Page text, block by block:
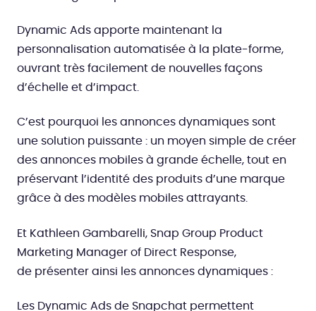
Dynamic Ads apporte maintenant la
personnalisation automatisée à la plate-forme,
ouvrant très facilement de nouvelles façons
d’échelle et d’impact.
C’est pourquoi les annonces dynamiques sont
une solution puissante : un moyen simple de créer
des annonces mobiles à grande échelle, tout en
préservant l’identité des produits d’une marque
grâce à des modèles mobiles attrayants.
Et Kathleen Gambarelli, Snap Group Product
Marketing Manager of Direct Response,
de présenter ainsi les annonces dynamiques :
Les Dynamic Ads de Snapchat permettent